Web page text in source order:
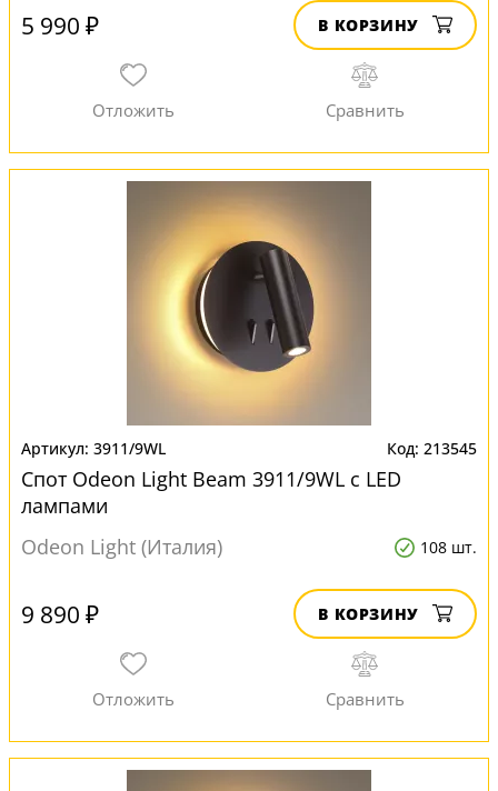
5 990 ₽ В КОРЗИНУ
3911/9WL 213545
Спот Odeon Light Beam 3911/9WL с LED
лампами
Odeon Light (Италия)
108 шт.
9 890 ₽ В КОРЗИНУ